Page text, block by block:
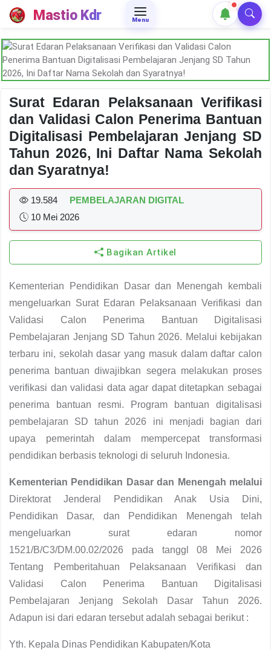
Mastio Kdr Menu
Surat Edaran Pelaksanaan Verifikasi
dan Validasi Calon Penerima Bantuan
Digitalisasi Pembelajaran Jenjang SD
Tahun 2026, Ini Daftar Nama Sekolah
dan Syaratnya!
19.584
PEMBELAJARAN DIGITAL
10 Mei 2026
Bagikan Artikel
Kementerian Pendidikan Dasar dan Menengah kembali
mengeluarkan Surat Edaran Pelaksanaan Verifikasi dan
Validasi Calon Penerima Bantuan Digitalisasi
Pembelajaran Jenjang SD Tahun 2026. Melalui kebijakan
terbaru ini, sekolah dasar yang masuk dalam daftar calon
penerima bantuan diwajibkan segera melakukan proses
verifikasi dan validasi data agar dapat ditetapkan sebagai
penerima bantuan resmi. Program bantuan digitalisasi
pembelajaran SD tahun 2026 ini menjadi bagian dari
upaya pemerintah dalam mempercepat transformasi
pendidikan berbasis teknologi di seluruh Indonesia.
Kementerian Pendidikan Dasar dan Menengah melalui
Direktorat Jenderal Pendidikan Anak Usia Dini,
Pendidikan Dasar, dan Pendidikan Menengah telah
mengeluarkan surat edaran nomor
1521/B/C3/DM.00.02/2026 pada tanggl 08 Mei 2026
Tentang Pemberitahuan Pelaksanaan Verifikasi dan
Validasi Calon Penerima Bantuan Digitalisasi
Pembelajaran Jenjang Sekolah Dasar Tahun 2026.
Adapun isi dari edaran tersebut adalah sebagai berikut :
Yth. Kepala Dinas Pendidikan Kabupaten/Kota